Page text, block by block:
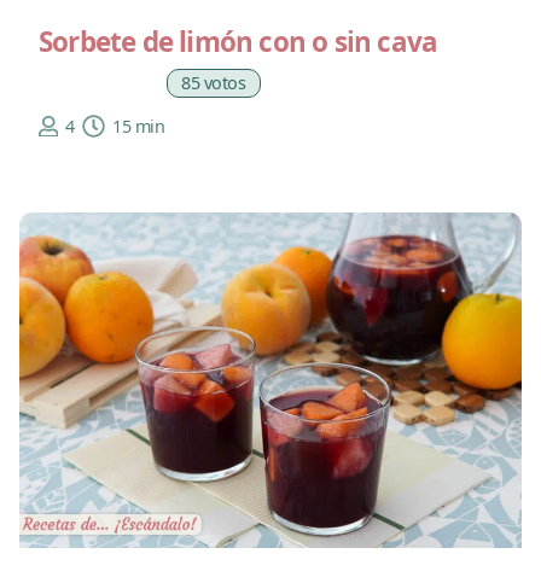
Sorbete de limón con o sin cava
85 votos
4
15 min